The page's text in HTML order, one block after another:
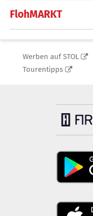
FlohMARKT
Werben auf STOL
Tourentipps